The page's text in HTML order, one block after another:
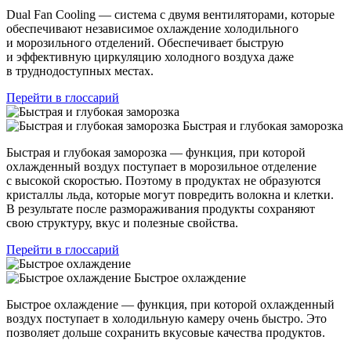
Dual Fan Cooling — система с двумя вентиляторами, которые
обеспечивают независимое охлаждение холодильного
и морозильного отделений. Обеспечивает быструю
и эффективную циркуляцию холодного воздуха даже
в труднодоступных местах.
Перейти в глоссарий
Быстрая и глубокая заморозка
Быстрая и глубокая заморозка — функция, при которой
охлажденный воздух поступает в морозильное отделение
с высокой скоростью. Поэтому в продуктах не образуются
кристаллы льда, которые могут повредить волокна и клетки.
В результате после размораживания продукты сохраняют
свою структуру, вкус и полезные свойства.
Перейти в глоссарий
Быстрое охлаждение
Быстрое охлаждение — функция, при которой охлажденный
воздух поступает в холодильную камеру очень быстро. Это
позволяет дольше сохранить вкусовые качества продуктов.